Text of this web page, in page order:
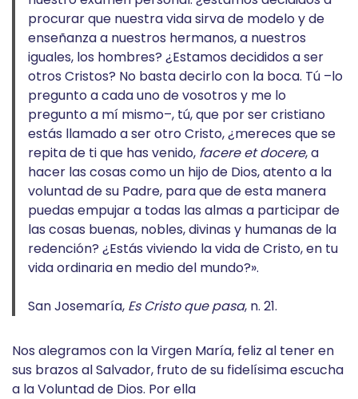
procurar que nuestra vida sirva de modelo y de
enseñanza a nuestros hermanos, a nuestros
iguales, los hombres? ¿Estamos decididos a ser
otros Cristos? No basta decirlo con la boca. Tú –lo
pregunto a cada uno de vosotros y me lo
pregunto a mí mismo–, tú, que por ser cristiano
estás llamado a ser otro Cristo, ¿mereces que se
repita de ti que has venido, facere et docere, a
hacer las cosas como un hijo de Dios, atento a la
voluntad de su Padre, para que de esta manera
puedas empujar a todas las almas a participar de
las cosas buenas, nobles, divinas y humanas de la
redención? ¿Estás viviendo la vida de Cristo, en tu
vida ordinaria en medio del mundo?».
San Josemaría, Es Cristo que pasa, n. 21.
Nos alegramos con la Virgen María, feliz al tener en
sus brazos al Salvador, fruto de su fidelísima escucha
a la Voluntad de Dios. Por ella